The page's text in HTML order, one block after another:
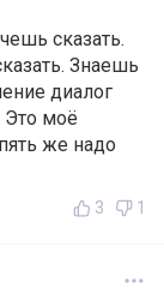
сказать.
Знаешь
диалог
моё
же надо
3 1